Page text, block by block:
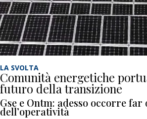
LA SVOLTA
Comunità energetiche
futuro della transizione
Gse e Ontm: adesso occorre
dell’operatività